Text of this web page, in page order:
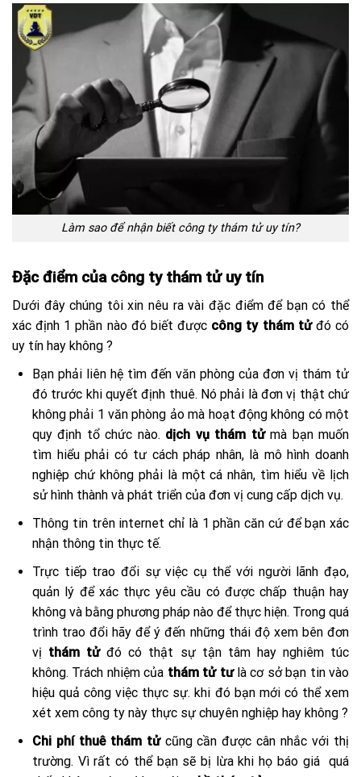
Làm sao để nhận biết công ty thám tử uy tín?
Đặc điểm của công ty thám tử uy tín
Dưới đây chúng tôi xin nêu ra vài đặc điểm để bạn có thể
xác định 1 phần nào đó biết được công ty thám tửđó có
uy tín hay không ?
Bạn phải liên hệ tìm đến văn phòng của đơn vị thám tử
đó trước khi quyết định thuê. Nó phải là đơn vị thật chứ
không phải 1 văn phòng ảo mà hoạt động không có một
quy định tổ chức nào. dịch vụ thám tửmà bạn muốn
tìm hiểu phải có tư cách pháp nhân, là mô hình doanh
nghiệp chứ không phải là một cá nhân, tìm hiểu về lịch
sử hình thành và phát triển của đơn vị cung cấp dịch vụ.
Thông tin trên internet chỉ là 1 phần căn cứ để bạn xác
nhận thông tin thực tế.
Trực tiếp trao đổi sự việc cụ thể với người lãnh đạo,
quản lý để xác thực yêu cầu có được chấp thuận hay
không và bằng phương pháp nào để thực hiện. Trong quá
trình trao đổi hãy để ý đến những thái độ xem bên đơn
vị thám tửđó có thật sự tận tâm hay nghiêm túc
không. Trách nhiệm của thám tử tưlà cơ sở bạn tin vào
hiệu quả công việc thực sự. khi đó bạn mới có thể xem
xét xem công ty này thực sự chuyên nghiệp hay không ?
Chi phí thuê thám tửcũng cần được cân nhắc với thị
trường. Vì rất có thể bạn sẽ bị lừa khi họ báo giá quá